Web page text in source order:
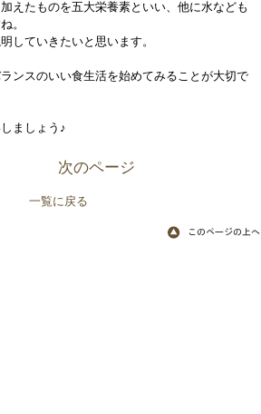
えたものを五大栄養素といい、他に水なども
。
していきたいと思います。
ンスのいい食生活を始めてみることが大切で
ましょう♪
次のページ
一覧に戻る